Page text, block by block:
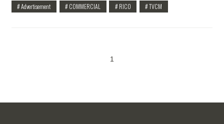
# Advertisement # COMMERCIAL # RICO # TVCM
1